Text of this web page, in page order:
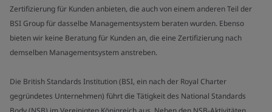
Zertifizierung für Kunden anbieten, die auch von einem anderen Teil der
BSI Group für dasselbe Managementsystem beraten wurden. Ebenso
bieten wir keine Beratung für Kunden an, die eine Zertifizierung nach
demselben Managementsystem anstreben.
Die British Standards Institution (BSI, ein nach der Royal Charter
gegründetes Unternehmen) führt die Tätigkeit des National Standards